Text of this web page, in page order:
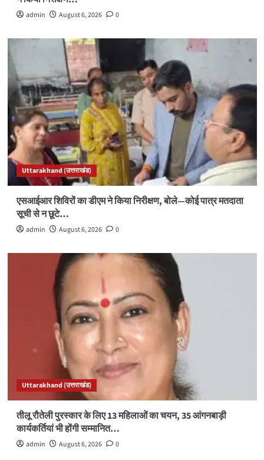
admin August 6, 2026 0
Uttarakhand (उत्तराखंड)
एसआईआर शिविरों का डीएम ने किया निरीक्षण, बोले—कोई पात्र मतदाता
सूची से न छूटे…
admin August 6, 2026 0
Uttarakhand (उत्तराखंड)
तीलू रौतेली पुरस्कार के लिए 13 महिलाओं का चयन, 35 आंगनबाड़ी
कार्यकर्तियां भी होंगी सम्मानित…
admin August 6, 2026 0